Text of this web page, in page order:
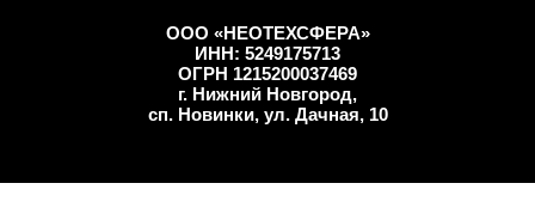
ООО «НЕОТЕХСФЕРА»
ИНН: 5249175713
ОГРН 1215200037469
г. Нижний Новгород,
сп. Новинки, ул. Дачная, 10